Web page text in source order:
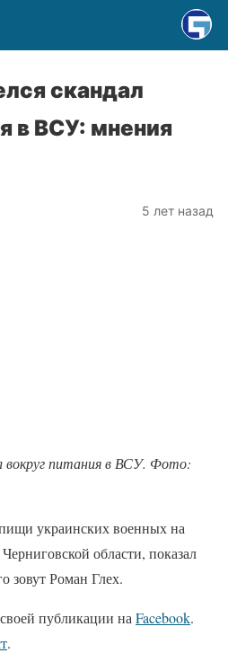
скандал
в ВСУ: мнения
5 лет назад
вокруг питания в ВСУ. Фото:
украинских военных на
области, показал
зовут Роман Глех.
публикации на Facebook.
.